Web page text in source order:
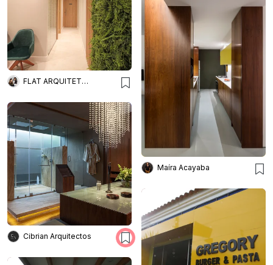
FLAT ARQUITETURA
Maíra Acayaba
Cibrian Arquitectos